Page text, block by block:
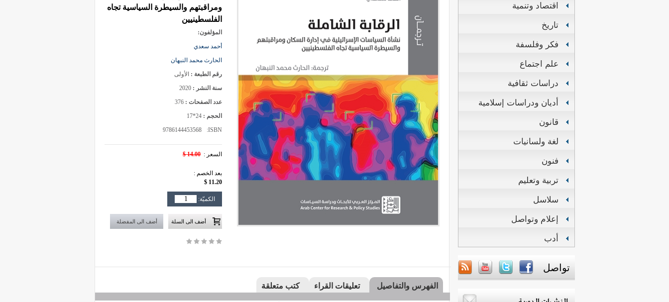
اقتصاد وتنمية
تاريخ
فكر وفلسفة
علم اجتماع
دراسات ثقافية
أديان ودراسات إسلامية
قانون
لغة ولسانيات
فنون
تربية وتعليم
سلاسل
إعلام وتواصل
أدب
تواصل
ومراقبتهم والسيطرة السياسية تجاه
الفلسطينيين
المؤلفون:
أحمد سعدي
الحارث محمد النبهان
رقم الطبعة : الأولى
سنة النشر : 2020
عدد الصفحات : 376
الحجم : 24*17
9786144453568
ISBN:
السعر : 14.00 $
بعد الخصم :
11.20 $
الكميّة:
الفهرس والتفاصيل تعليقات القراء كتب متعلقة